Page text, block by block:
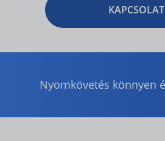
KAPCSOLAT
Nyomkövetés könnyen